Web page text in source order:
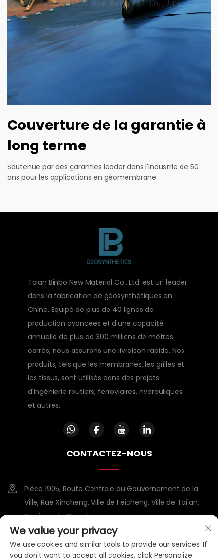
Couverture de la garantie à
long terme
Soutenue par des garanties leader dans l'industrie de 50
ans pour les applications en géomembrane.
Taian Binbo New Material Co., Ltd. est un leader
dans la fabrication de géosynthétiques en
Chine. Equipé de plus de 40 lignes de
production avancées et d'une capacité
annuelle de plus de 300 millions de mètres
carrés, nous assurons une livraison rapide. Nos
produits, tels que les membranes, les grilles et
les tissus, sont utilisés dans des projets
d'ingénierie routiers, ferroviaires, hydrauliques
et autres.
CONTACTEZ-NOUS
Pièce 1905, Route Centrale du Gouvernement de la
Ville, Rue Xincheng, Ville de Feicheng, Ville de Tai'an,
Province du Shandong
+86-15953807388
We value your privacy
We use cookies and similar tools to provide our services. If
you don't want to accept all cookies, click Personalize